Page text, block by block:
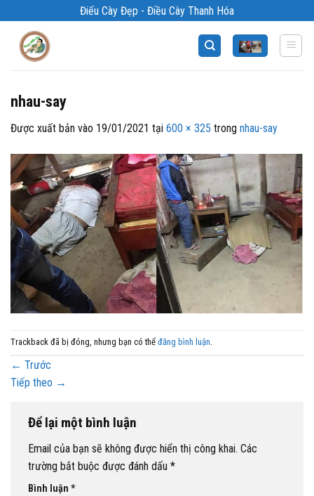
qua
Điếu Cày Đẹp - Điều Cày Thanh Hóa
nhau-say
Được xuất bản vào 19/01/2021 tại 600 × 325 trong nhau-say
Trackback đã bị đóng, nhưng bạn có thể đăng bình luận
← Trước
Tiếp theo →
Để lại một bình luận
Email của bạn sẽ không được hiển thị công khai. Các
trường bắt buộc được đánh dấu *
Bình luận *